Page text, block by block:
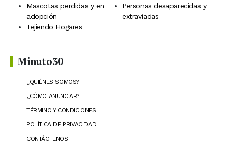
Mascotas perdidas y en
adopción
Personas desaparecidas y
extraviadas
Tejiendo Hogares
Minuto30
¿QUIÉNES SOMOS?
¿CÓMO ANUNCIAR?
TÉRMINO Y CONDICIONES
POLÍTICA DE PRIVACIDAD
CONTÁCTENOS